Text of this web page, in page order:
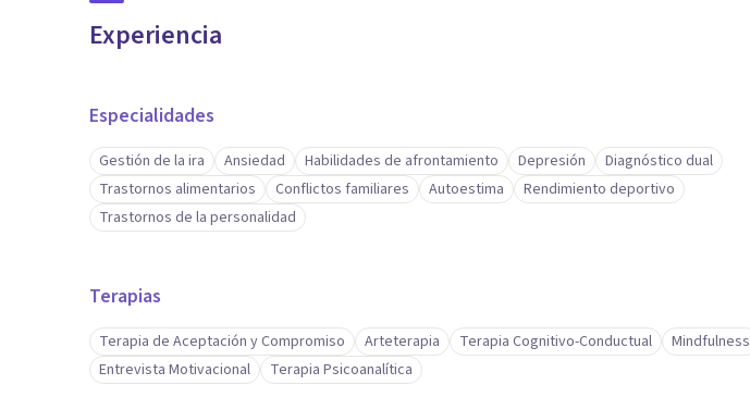
Experiencia
Especialidades
Gestión de la ira Ansiedad Habilidades de afrontamiento Depresión
Diagnóstico dual
Trastornos alimentarios
Conflictos familiares Autoestima
Rendimiento deportivo
Trastornos de la personalidad
Terapias
Terapia de Aceptación y Compromiso Arteterapia Terapia Cognitivo-Conductual
Mindfulness
Entrevista Motivacional
Terapia Psicoanalítica